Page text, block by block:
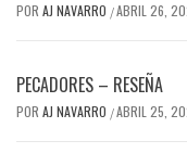
POR AJ NAVARRO /ABRIL 26,
PECADORES – RESEÑA
POR AJ NAVARRO /ABRIL 25,